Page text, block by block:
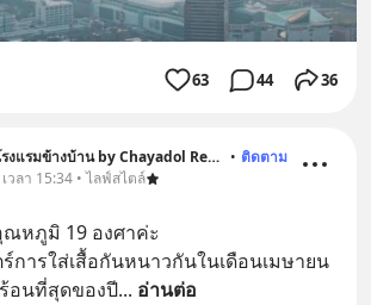
63 44 36
เรื่องเล่าจากโรงแรมข้างบ้าน by Chayadol Resort • ติดตาม
วลา 15:34 • ไลฟ์สไตล์
ณหภูมิ 19 องศาค่ะ
การใส่เสื้อกันหนาวกันในเดือนเมษายน
อนที่สุดของปี... อ่านต่อ